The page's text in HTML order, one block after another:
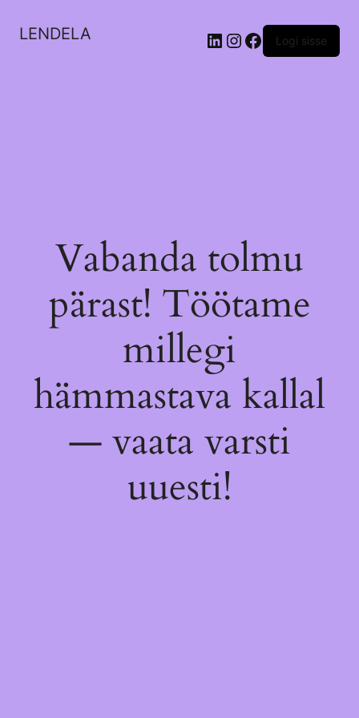
LENDELA LinkedIn
Instagram
Facebook
Logi sisse
Vabanda tolmu
pärast! Töötame
millegi
hämmastava kallal
— vaata varsti
uuesti!